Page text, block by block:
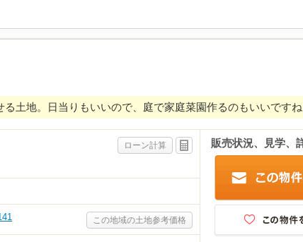
土地。日当りもいいので、庭で家庭菜園作るのもいいですね
ローン計算
この地域の土地参考価格
販売状況、見学、